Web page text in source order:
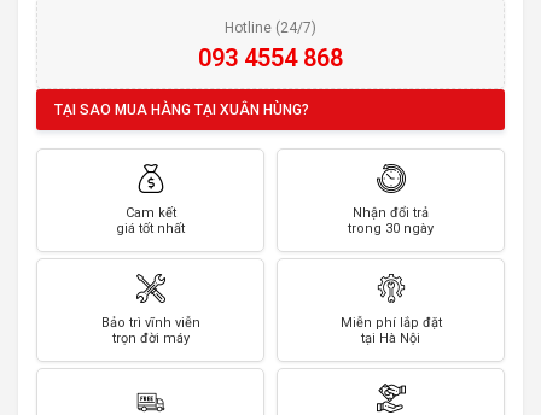
Hotline (24/7)
093 4554 868
TẠI SAO MUA HÀNG TẠI XUÂN HÙNG?
Cam kết
giá tốt nhất
Nhận đổi trả
trong 30 ngày
Bảo trì vĩnh viễn
trọn đời máy
Miễn phí lắp đặt
tại Hà Nội